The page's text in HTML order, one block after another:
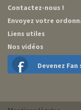
Contactez-nous !
Envoyez votre
Liens utiles
Nos vidéos
Devenez